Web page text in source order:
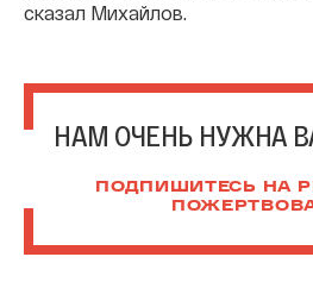
сказал Михайлов.
НАМ ОЧЕНЬ НУЖНА
ПОДПИШИТЕСЬ НА